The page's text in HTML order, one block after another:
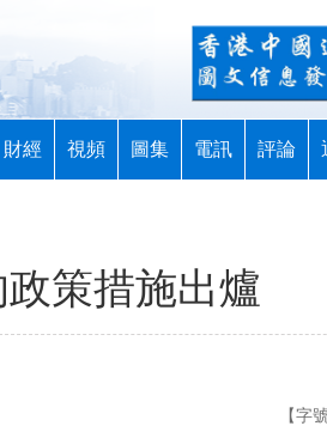
財經 視頻 圖集 電訊 評論
策措施出爐
【字